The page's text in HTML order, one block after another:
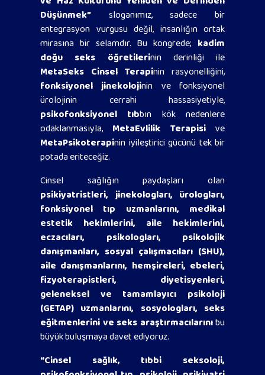
Düşünmek” sloganımız, sadece bir
entegrasyon vurgusu değil, insanlığın ortak
mirasına bir selamdır. Bu kongrede; kadim
doğu seks öğretilerinin derinliği ile
MetaSeks Cinsel Terapinin rasyonelliğini,
fonksiyonel jinekolojinin ve fonksiyonel
ürolojinin cerrahi hassasiyetiyle,
psikofonksiyonel tıbbın kök nedenlere
odaklanmasıyla, MetaEvlilik Terapisive
MetaPsikoterapinin iyileştirici gücünü tek bir
potada eriteceğiz.
Cinsel sağlığın paydaşları olan
psikiyatristleri, jinekologları, ürologları,
fonksiyonel tıp uzmanlarını, medikal
estetik hekimlerini, aile hekimlerini,
eczacıları, psikologları, psikolojik
danışmanları, sosyal çalışmacıları (SHU),
aile danışmanlarını, hemşireleri, ebeleri,
fizyoterapistleri, diyetisyenleri,
geleneksel ve tamamlayıcı psikoloji
(GETAP) uzmanlarını, sosyologları, seks
eğitmenlerini ve seks araştırmacılarınıbu
büyük buluşmaya davet ediyoruz.
“Cinsel sağlık, tıbbi seksoloji,